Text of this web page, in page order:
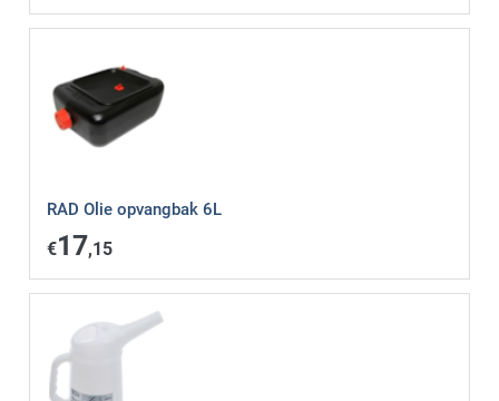
RAD Olie opvangbak 6L
€17,15